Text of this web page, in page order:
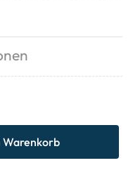
Warenkorb